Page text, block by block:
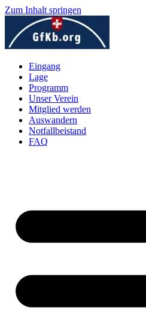
Zum Inhalt springen
Eingang
Lage
Programm
Unser Verein
Mitglied werden
Auswandern
Notfallbeistand
FAQ